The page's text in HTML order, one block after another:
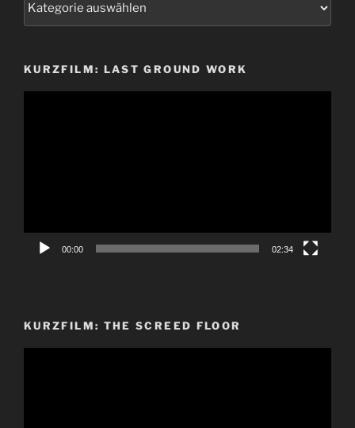
KURZFILM: LAST GROUND WORK
00:00 02:34
KURZFILM: THE SCREED FLOOR